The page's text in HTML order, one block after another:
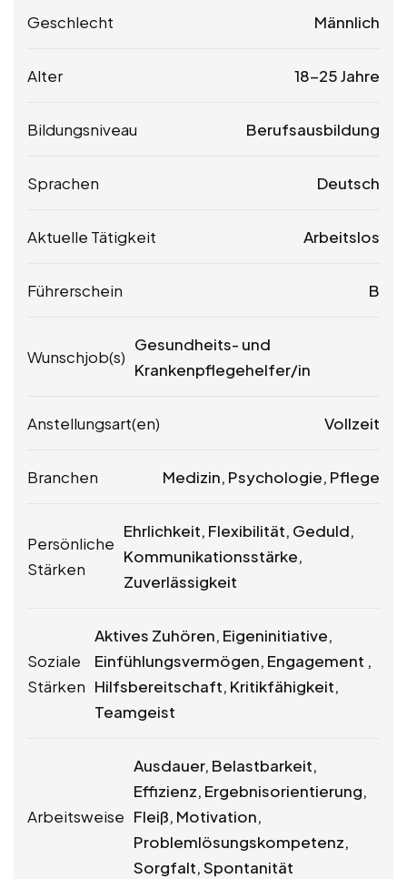
Geschlecht Männlich
Alter 18-25 Jahre
Bildungsniveau Berufsausbildung
Sprachen Deutsch
Aktuelle Tätigkeit Arbeitslos
Führerschein B
Wunschjob(s)
Gesundheits- und
Krankenpflegehelfer/in
Anstellungsart(en) Vollzeit
Branchen Medizin, Psychologie, Pflege
Persönliche
Stärken
Ehrlichkeit, Flexibilität, Geduld,
Kommunikationsstärke,
Zuverlässigkeit
Soziale
Stärken
Aktives Zuhören, Eigeninitiative,
Einfühlungsvermögen, Engagement ,
Hilfsbereitschaft, Kritikfähigkeit,
Teamgeist
Arbeitsweise
Ausdauer, Belastbarkeit,
Effizienz, Ergebnisorientierung,
Fleiß, Motivation,
Problemlösungskompetenz,
Sorgfalt, Spontanität